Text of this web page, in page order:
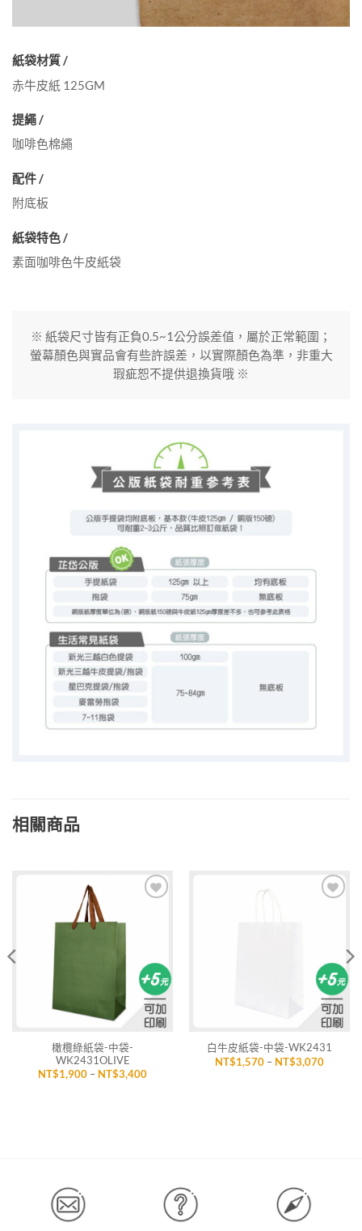
紙袋材質 /
赤牛皮紙 125GM
提繩 /
咖啡色棉繩
配件 /
附底板
紙袋特色 /
素面咖啡色牛皮紙袋
※ 紙袋尺寸皆有正負0.5~1公分誤差值，屬於正常範圍；
螢幕顏色與實品會有些許誤差，以實際顏色為準，非重大
瑕疵恕不提供退換貨哦 ※
相關商品
橄欖綠紙袋-中袋-
WK2431OLIVE
NT$1,900 – NT$3,400價
白牛皮紙袋-中袋-WK2431
NT$1,570 – NT$3,070價